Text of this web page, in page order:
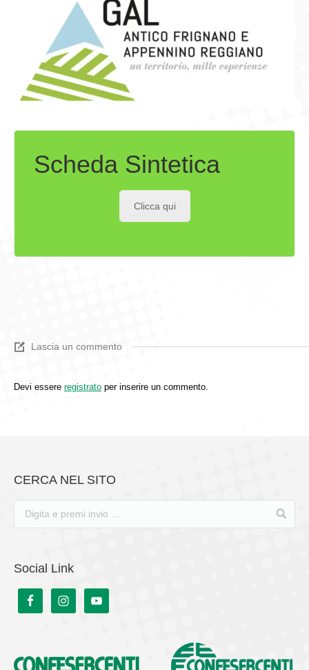
Scheda Sintetica
Clicca qui
Lascia un commento
Devi essere registrato per inserire un commento.
CERCA NEL SITO
Social Link